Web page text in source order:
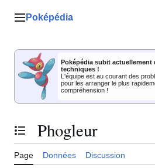
Menu principal
Poképédia
Poképédia subit
techniques !
L'équipe est au courant des
pour les arranger le plus
compréhension !
Basculer la table des matières
Phogleur
Page Données Discussion